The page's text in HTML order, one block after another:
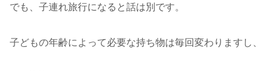
でも、子連れ旅行になると話は別です。
子どもの年齢によって必要な持ち物は毎回変わりますし、